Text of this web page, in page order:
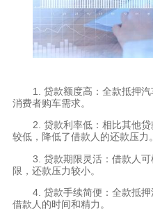
1. 贷款额度高：全款抵押
消费者购车需求。
2. 贷款利率低：相比其他
较低，降低了借款人的还款压力。
3. 贷款期限灵活：借款人
限，还款压力较小。
4. 贷款手续简便：全款抵
借款人的时间和精力。